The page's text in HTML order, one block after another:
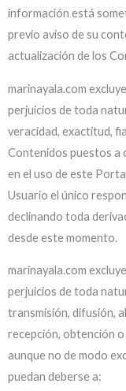
información está
previo aviso de su
actualización de los
marinayala.com
perjuicios de toda
veracidad, exactitud,
Contenidos puestos a
en el uso de este
Usuario el único
declinando toda
desde este momento.
marinayala.com
perjuicios de toda
transmisión, difusión,
recepción, obtención
aunque no de modo
puedan deberse a: